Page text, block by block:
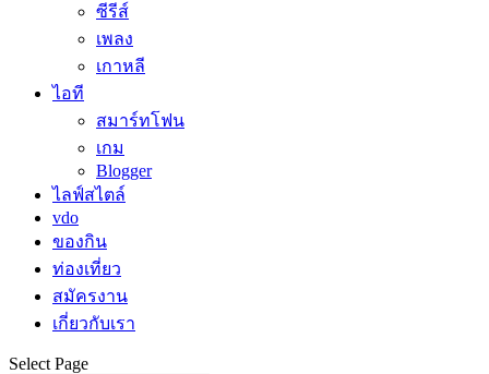
ซีรีส์
เพลง
เกาหลี
ไอที
สมาร์ทโฟน
เกม
Blogger
ไลฟ์สไตล์
vdo
ของกิน
ท่องเที่ยว
สมัครงาน
เกี่ยวกับเรา
Select Page